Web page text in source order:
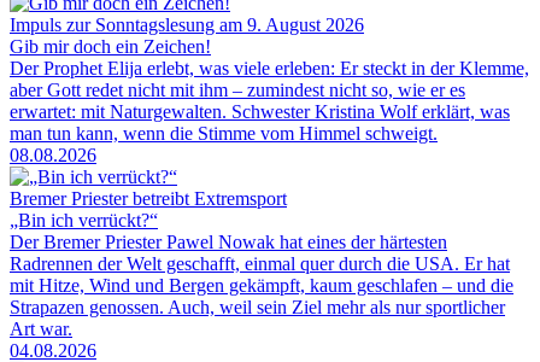
Impuls zur Sonntagslesung am 9. August 2026
Gib mir doch ein Zeichen!
Der Prophet Elija erlebt, was viele erleben: Er steckt in der Klemme,
aber Gott redet nicht mit ihm – zumindest nicht so, wie er es
erwartet: mit Naturgewalten. Schwester Kristina Wolf erklärt, was
man tun kann, wenn die Stimme vom Himmel schweigt.
08.08.2026
Bremer Priester betreibt Extremsport
„Bin ich verrückt?“
Der Bremer Priester Pawel Nowak hat eines der härtesten
Radrennen der Welt geschafft, einmal quer durch die USA. Er hat
mit Hitze, Wind und Bergen gekämpft, kaum geschlafen – und die
Strapazen genossen. Auch, weil sein Ziel mehr als nur sportlicher
Art war.
04.08.2026